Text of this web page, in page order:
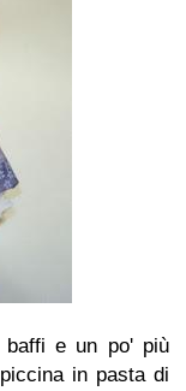
baffi e un po' più
in pasta di